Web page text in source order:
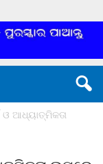
ଓ ଆଧ୍ୟାତ୍ମିକତା